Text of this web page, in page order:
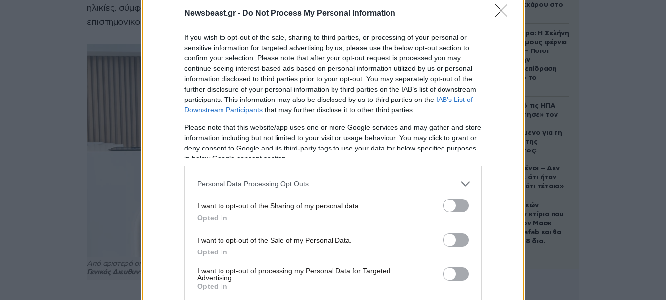
Newsbeast.gr - Do Not Process My Personal Information
If you wish to opt-out of the sale, sharing to third parties, or processing of your personal or
sensitive information for targeted advertising by us, please use the below opt-out section to
confirm your selection. Please note that after your opt-out request is processed you may
continue seeing interest-based ads based on personal information utilized by us or personal
information disclosed to third parties prior to your opt-out. You may separately opt-out of the
further disclosure of your personal information by third parties on the IAB’s list of downstream
participants. This information may also be disclosed by us to third parties on the IAB’s List of
Downstream Participants that may further disclose it to other third parties.
Please note that this website/app uses one or more Google services and may gather and store
information including but not limited to your visit or usage behaviour. You may click to grant or
deny consent to Google and its third-party tags to use your data for below specified purposes
in below Google consent section.
Personal Data Processing Opt Outs
I want to opt-out of the Sharing of my personal data.
Opted In
I want to opt-out of the Sale of my Personal Data.
Opted In
I want to opt-out of processing my Personal Data for Targeted
Advertising.
Opted In
ηλικίες, σύμφωνα με μελέτες που γίνονται συστηματικά από τους αρμόδιους
επιστημονικούς φορείς.
Από αριστερά οι:
Γενικός Διευθυντής της Novo Nordisk Ελλάδος και Κύπρου
επίπεδα σακχάρου στο
αίμα
Ζώδια σήμερα: Η Σελήνη
στους Διδύμους φέρνει
ανατροπές – Ποιοι
δέχονται την
ευεργετική επίδραση
του Δία από το
Ζευγάρι από τις ΗΠΑ
που «υιοθέτησε» τον
κατηγορούμενο για τη
δολοφονία της
Ελίζαμπεθ Ρος:
συντετριμμένοι – Δεν
έδειξε ποτέ ότι ήταν
ικανός για κάτι τέτοιο»
Το φαραωνικών
διαστάσεων κτίριο που
χτίζει ο Έλον Μασκ
λέγεται Terafab και θα
κοστίσει 16,8 δισ.